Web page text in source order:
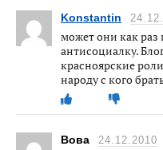
Konstantin
может они как
антисоциалку.
красноярские
народу с кого
Вова 24.12.2010